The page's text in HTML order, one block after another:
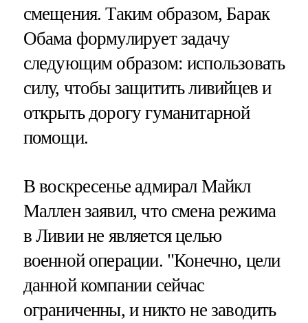
смещения. Таким образом, Барак
Обама формулирует задачу
следующим образом: использовать
силу, чтобы защитить ливийцев и
открыть дорогу гуманитарной
помощи.
В воскресенье адмирал Майкл
Маллен заявил, что смена режима
в Ливии не является целью
военной операции. "Конечно, цели
данной компании сейчас
ограниченны, и никто не заводить